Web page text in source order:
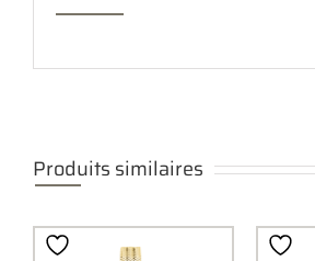
Produits similaires